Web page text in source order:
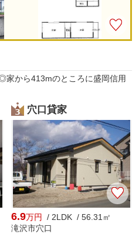
家から413mのところに盛岡信用
穴口貸家
6.9万円
/ 2LDK / 56.31㎡
滝沢市穴口